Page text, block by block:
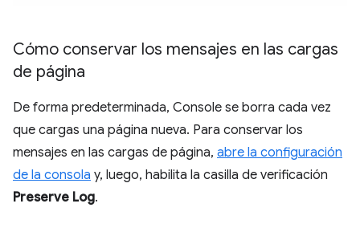
Cómo conservar los mensajes en las cargas
de página
De forma predeterminada, Console se borra cada vez
que cargas una página nueva. Para conservar los
mensajes en las cargas de página, abre la configuración
de la consola y, luego, habilita la casilla de verificación
Preserve Log.